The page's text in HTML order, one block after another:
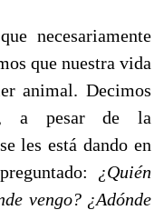
necesariamente
que nuestra vida
animal. Decimos
a pesar de la
les está dando en
¿Quién
vengo? ¿Adónde